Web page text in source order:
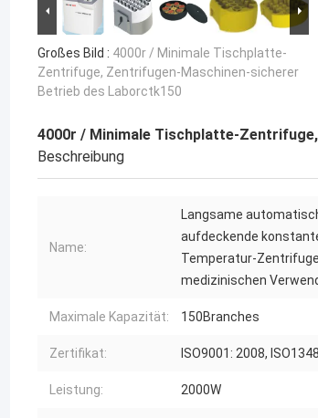
Großes Bild : 4000r / Minimale Tischplatte-
Zentrifuge, Zentrifugen-Maschinen-sicherer
Betrieb des Laborctk150
4000r / Minimale Tischplatte-
Beschreibung
Name:
Langsame
aufdeckende
Temperatur-
medizinischen
Maximale Kapazität: 150Branches
Zertifikat: ISO9001: 2008,
Leistung: 2000W